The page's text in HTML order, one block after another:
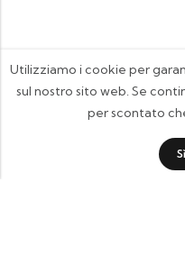
Utilizziamo i cookie per
sul nostro sito web. Se
per scontato